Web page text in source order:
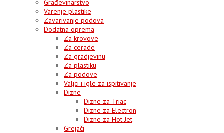
Građevinarstvo
Varenje plastike
Zavarivanje podova
Dodatna oprema
Za krovove
Za cerade
Za gradjevinu
Za plastiku
Za podove
Valjci i igle za ispitivanje
Dizne
Dizne za Triac
Dizne za Electron
Dizne za Hot Jet
Grejači